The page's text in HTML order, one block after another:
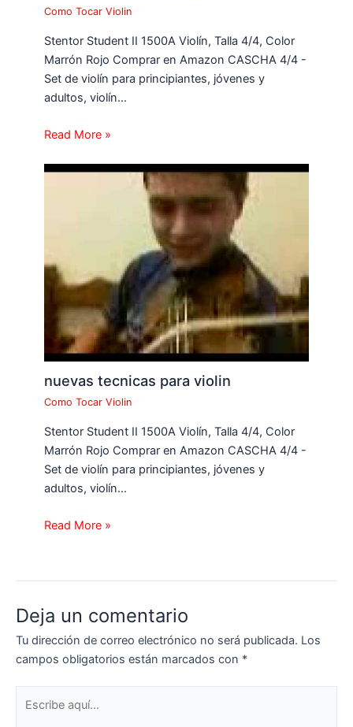
Como Tocar Violin
Stentor Student II 1500A Violín, Talla 4/4, Color
Marrón Rojo Comprar en Amazon CASCHA 4/4 -
Set de violín para principiantes, jóvenes y
adultos, violín…
Read More »
nuevas tecnicas para violin
Como Tocar Violin
Stentor Student II 1500A Violín, Talla 4/4, Color
Marrón Rojo Comprar en Amazon CASCHA 4/4 -
Set de violín para principiantes, jóvenes y
adultos, violín…
Read More »
Deja un comentario
Tu dirección de correo electrónico no será publicada. Los
campos obligatorios están marcados con *
aquí...